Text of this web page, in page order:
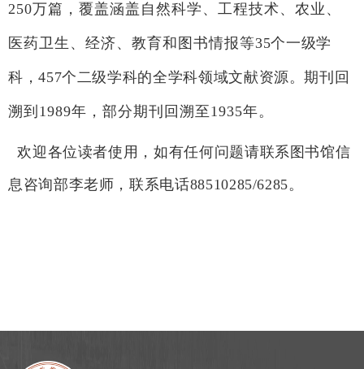
250万篇，覆盖涵盖自然科学、工程技术、农业、
医药卫生、经济、教育和图书情报等35个一级学
科，457个二级学科的全学科领域文献资源。期刊回
溯到 1989年，部分期刊回溯至1935年。
欢迎各位读者使用，如有任何问题请联系图书馆信
息咨询部李老师，联系电话88510285/6285。